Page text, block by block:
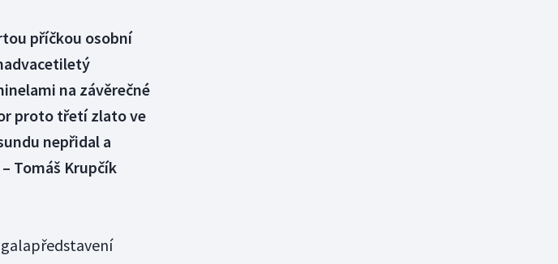
příčkou osobní
na závěrečné
proto třetí zlato ve
nepřidal a
Tomáš Krupčík